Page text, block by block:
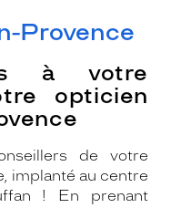
Provence
à votre
opticien
de votre
implanté au centre
! En prenant